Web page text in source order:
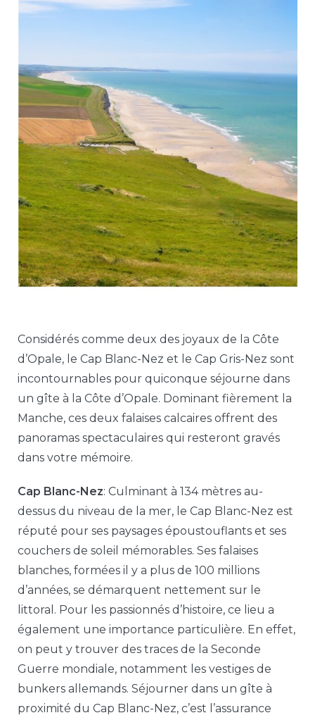
Considérés comme deux des joyaux de la Côte
d’Opale, le Cap Blanc-Nez et le Cap Gris-Nez sont
incontournables pour quiconque séjourne dans
un gîte à la Côte d’Opale. Dominant fièrement la
Manche, ces deux falaises calcaires offrent des
panoramas spectaculaires qui resteront gravés
dans votre mémoire.
Cap Blanc-Nez: Culminant à 134 mètres au-
dessus du niveau de la mer, le Cap Blanc-Nez est
réputé pour ses paysages époustouflants et ses
couchers de soleil mémorables. Ses falaises
blanches, formées il y a plus de 100 millions
d’années, se démarquent nettement sur le
littoral. Pour les passionnés d’histoire, ce lieu a
également une importance particulière. En effet,
on peut y trouver des traces de la Seconde
Guerre mondiale, notamment les vestiges de
bunkers allemands. Séjourner dans un gîte à
proximité du Cap Blanc-Nez, c’est l’assurance